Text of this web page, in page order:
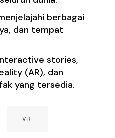
berbagai
dan tempat
stories,
(AR), dan
yang tersedia.
VR